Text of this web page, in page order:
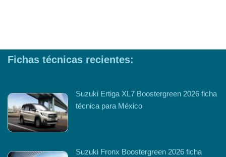
Fichas técnicas recientes:
Suzuki Ertiga XL7 Boostergreen 2026 ficha
técnica para México
Suzuki Fronx Boostergreen 2026 ficha